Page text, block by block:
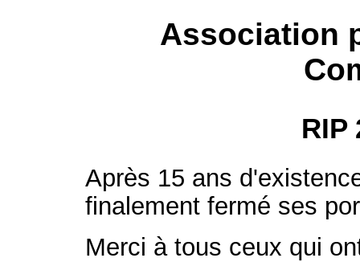
Association
RIP
Après 15 ans
finalement fermé ses
Merci à tous ceux qui